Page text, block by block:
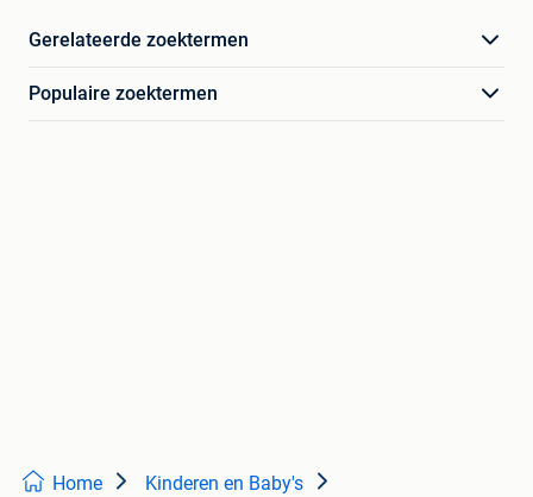
Gerelateerde zoektermen
Populaire zoektermen
Home Kinderen en Baby's